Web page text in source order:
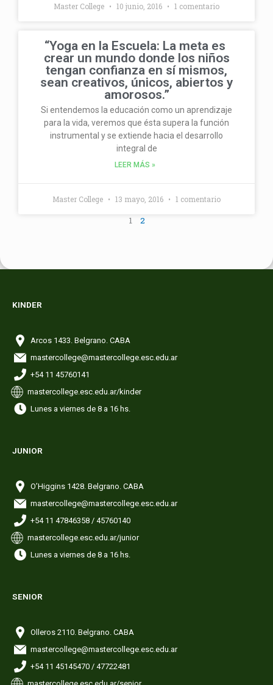
Master College 10 junio, 2016 1 comentario
“Yoga en la Escuela: La meta es
crear un mundo donde los niños
tengan confianza en sí mismos,
sean creativos, únicos, abiertos y
amorosos.”
Si entendemos la educación como un aprendizaje
para la vida, veremos que ésta supera la función
instrumental y se extiende hacia el desarrollo
integral de
LEER MÁS »
Master College 13 mayo, 2016 1 comentario
1 2
KINDER
Arcos 1433. Belgrano. CABA
mastercollege@mastercollege.esc.edu.ar
+54 11 45760141
mastercollege.esc.edu.ar/kinder
Lunes a viernes de 8 a 16 hs.
JUNIOR
O’Higgins 1428. Belgrano. CABA
mastercollege@mastercollege.esc.edu.ar
+54 11 47846358 / 45760140
mastercollege.esc.edu.ar/junior
Lunes a viernes de 8 a 16 hs.
SENIOR
Olleros 2110. Belgrano. CABA
mastercollege@mastercollege.esc.edu.ar
+54 11 45145470 / 47722481